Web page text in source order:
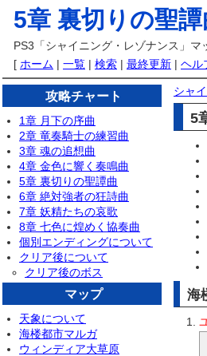
5章 裏切りの聖譚
PS3「シャイニング・レゾナンス」マ
[ ホーム | 一覧 | 検索 | 最終更新 | ヘル
シャ
5
海
攻略チャート
1章 月下の序曲
2章 竜奏騎士の練習曲
3章 魂の追想曲
4章 金色に響く奏鳴曲
5章 裏切りの聖譚曲
6章 絶対強者の狂詩曲
7章 妖精たちの哀歌
8章 七色に煌めく協奏曲
個別エンディングについて
クリア後について
クリア後のボス
マップ
天象について
海楼都市マルガ
ウィンディア大草原